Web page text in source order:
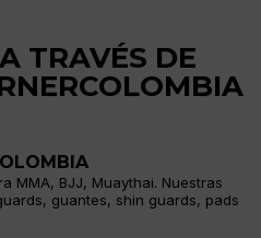
TRAVÉS DE
MMA, BJJ, Muaythai. Nuestras
guantes, shin guards, pads